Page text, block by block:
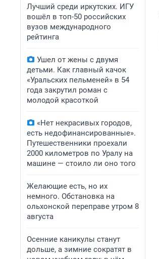
Лучший среди иркутских. ИГУ
вошёл в топ-50 российских
вузов международного
рейтинга
Ушел от жены с двумя
детьми. Как главный качок
«Уральских пельменей» в 54
года закрутил роман с
молодой красоткой
«Нет некрасивых городов,
есть недофинансированные».
Путешественники проехали
2000 километров по Уралу на
машине — стоило ли оно того
Желающие есть, но их
немного. Обстановка на
ольхонской переправе утром 8
августа
Осенние каникулы станут
дольше, а зимние сократят в